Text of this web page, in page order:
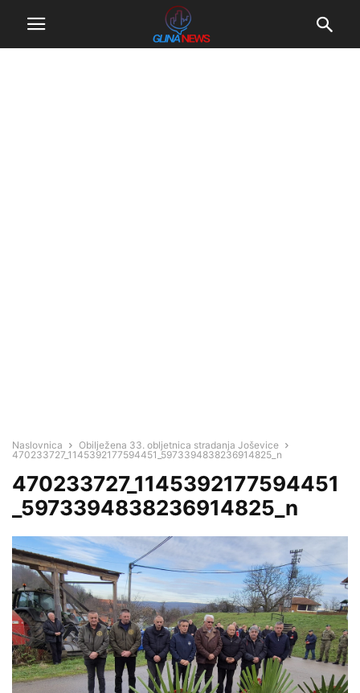
Naslovnica
Obilježena 33. obljetnica stradanja Joševice
470233727_1145392177594451_5973394838236914825_n
470233727_1145392177594451
_5973394838236914825_n